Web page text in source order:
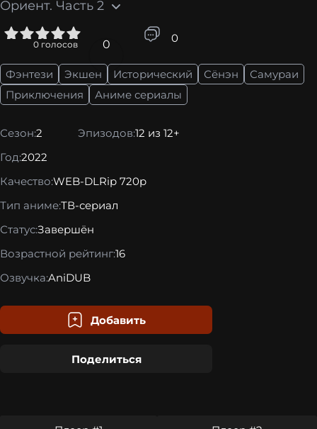
Ориент. Часть 2
0 голосов 0 0
Фэнтези Экшен Исторический Сёнэн
Самураи
Приключения
Аниме сериалы
Сезон:2 Эпизодов:12 из 12+
Год:2022
Качество:WEB-DLRip 720p
Тип аниме:ТВ-сериал
Статус:Завершён
Возрастной рейтинг:16
Озвучка:AniDUB
Добавить
Поделиться